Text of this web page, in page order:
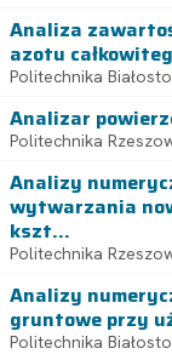
Analiza
azotu
Politechnika
Analizar
Politechnika
Analizy
wytwarzania
kszt...
Politechnika
Analizy
gruntowe przy
Politechnika